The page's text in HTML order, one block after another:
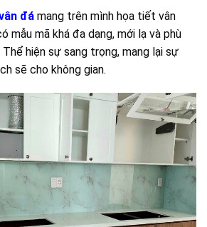
đá mang trên mình họa tiết vân
mẫu mã khá đa dạng, mới lạ và phù
hiện sự sang trọng, mang lại sự
sẽ cho không gian.